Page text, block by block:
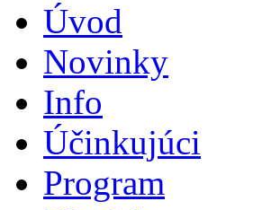
Úvod
Novinky
Info
Účinkujúci
Program